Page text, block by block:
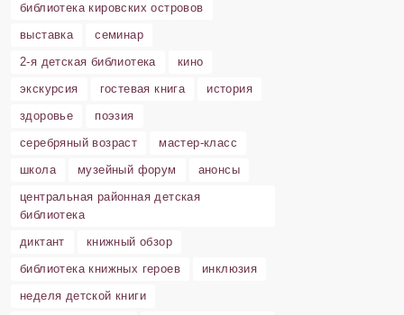
библиотека кировских островов
выставка
семинар
2-я детская библиотека
кино
экскурсия
гостевая книга
история
здоровье
поэзия
серебряный возраст
мастер-класс
школа
музейный форум
анонсы
центральная районная детская
библиотека
диктант
книжный обзор
библиотека книжных героев
инклюзия
неделя детской книги